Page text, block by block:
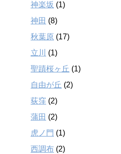
神楽坂 (1)
神田 (8)
秋葉原 (17)
立川
(1)
聖蹟桜ヶ丘 (1)
自由が丘 (2)
荻窪 (2)
蒲田 (2)
虎ノ門 (1)
西調布 (2)